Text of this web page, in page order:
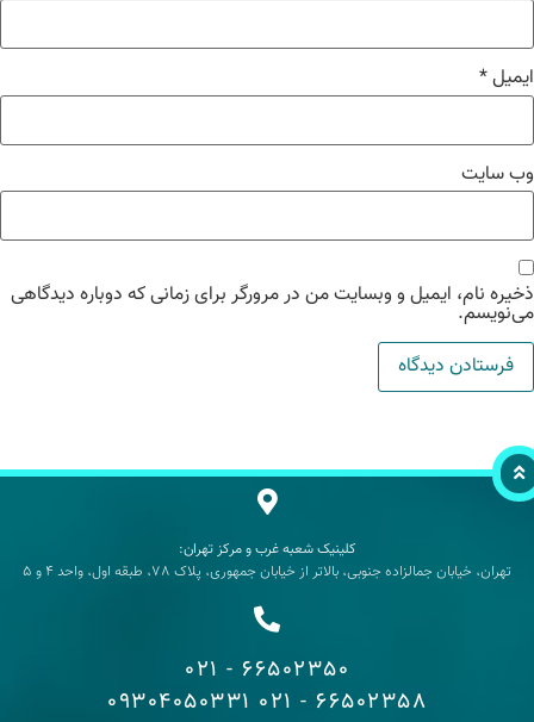
*
سایت
نام، ایمیل و وبسایت من در مرورگر برای زمانی که دوباره دیدگاهی
کلینیک شعبه غرب و مرکز تهران:
تهران، خیابان جمالزاده جنوبی، بالاتر از خیابان جمهوری، پلاک 78، طبقه اول، واحد 4 و 5
66502350 - 021
66502358 - 021
09304050331